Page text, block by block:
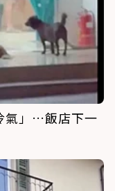
氣」…飯店下一